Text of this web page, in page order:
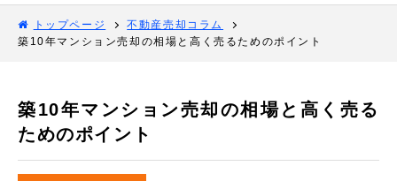
トップページ
不動産売却コラム
築10年マンション売却の相場と高く売るためのポイント
築10年マンション売却の相場と高く売る
ためのポイント